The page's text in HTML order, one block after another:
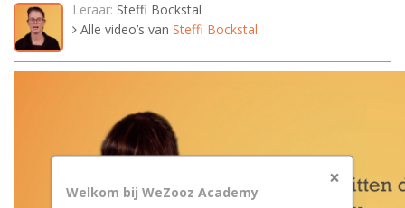
Leraar: Steffi Bockstal
Alle video’s van Steffi Bockstal
×
Welkom bij WeZooz Academy